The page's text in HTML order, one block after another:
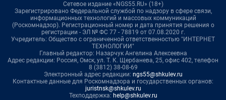
Сетевое издание «NGS55.RU» (18+)
Зарегистрировано Федеральной службой по надзору в сфере связи,
информационных технологий и массовых коммуникаций
(Роскомнадзор). Регистрационный номер и дата принятия решения о
регистрации - ЭЛ № ФС 77 - 78819 от 07.08.2020 г.
Учредитель: Общество с ограниченной ответственностью "ИНТЕРНЕТ
ТЕХНОЛОГИИ"
Главный редактор: Назарчук Ангелина Алексеевна
Адрес редакции: Россия, Омск, ул. Т. К. Щербанева, 25, офис 402, телефон
8 (3812) 38-08-69
Электронный адрес редакции: ngs55@shkulev.ru
Контактные данные для Роскомнадзора и государственных органов:
juristnsk@shkulev.ru
Техподдержка: help@shkulev.ru